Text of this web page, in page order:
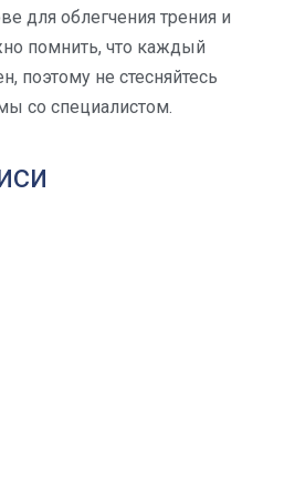
для облегчения трения и
помнить, что каждый
поэтому не стесняйтесь
со специалистом.